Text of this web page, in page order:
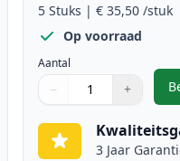
5 Stuks | € 35,50 /stuk
Op voorraad
Aantal
Gebruik de knoppen
− +
1
3 Jaar